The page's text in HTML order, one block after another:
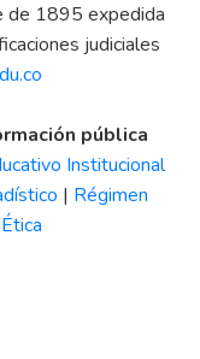
de 1895 expedida
judiciales
pública
Institucional
| Régimen